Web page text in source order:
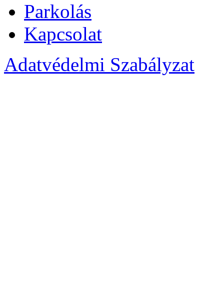
Parkolás
Kapcsolat
Adatvédelmi Szabályzat